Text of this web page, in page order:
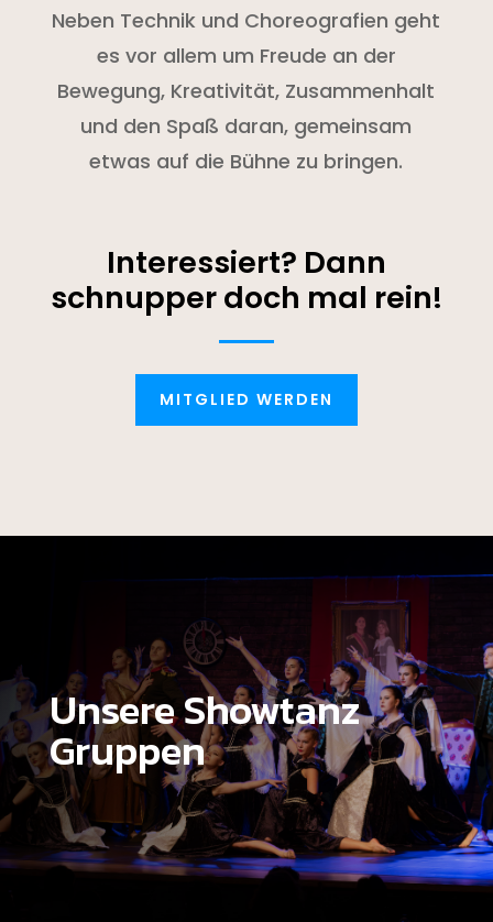
Neben Technik und Choreografien geht
es vor allem um Freude an der
Bewegung, Kreativität, Zusammenhalt
und den Spaß daran, gemeinsam
etwas auf die Bühne zu bringen.
Interessiert? Dann
schnupper doch mal rein!
MITGLIED WERDEN
Unsere Showtanz
Gruppen